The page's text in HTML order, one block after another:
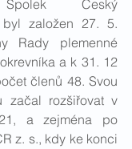
Spolek Český
založen 27. 5.
Rady plemenné
a k 31. 12
členů 48. Svou
začal rozšiřovat v
a zejména po
z. s., kdy ke konci